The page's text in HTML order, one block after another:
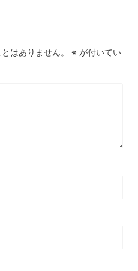
はありません。 ※ が付いてい